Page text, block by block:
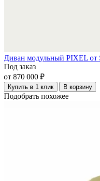
Диван модульный PIXEL от
Под заказ
от 870 000 ₽
Купить в 1 клик В корзину
Подобрать похожее